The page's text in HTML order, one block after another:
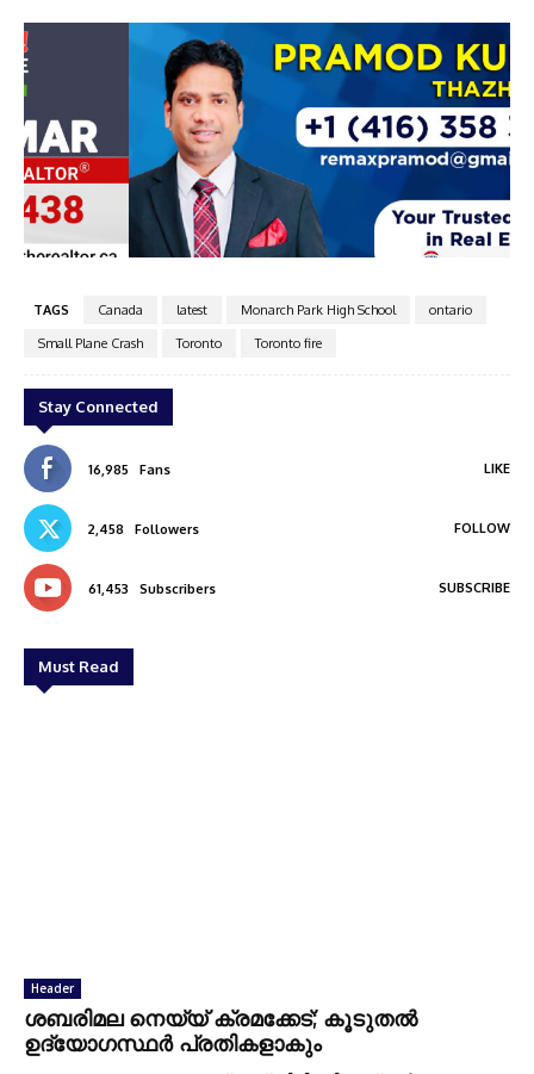
TAGS Canada latest Monarch Park High School
ontario
Small Plane Crash
Toronto Toronto fire
Stay Connected
16,985 Fans LIKE
2,458 Followers FOLLOW
61,453 Subscribers SUBSCRIBE
Must Read
Header
ശബരിമല നെയ്യ് ക്രമക്കേട്; കൂടുതല്‍
ഉദ്യോഗസ്ഥര്‍ പ്രതികളാകും